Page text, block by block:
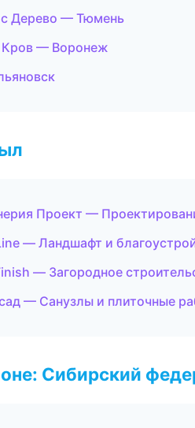
Дерево — Тюмень
Кров — Воронеж
Проект —
— Ландшафт и
— Загородное
— Санузлы и плиточные
Сибирский